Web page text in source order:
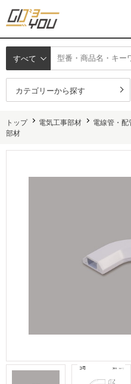
すべて
カテゴリーから探す
トップ 電気工事部材 電線管・配
部材